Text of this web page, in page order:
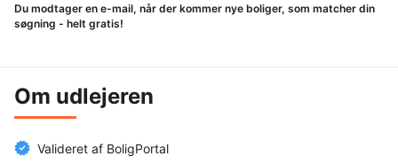
Du modtager en e-mail, når der kommer nye boliger, som matcher din
søgning - helt gratis!
Om udlejeren
Valideret af BoligPortal